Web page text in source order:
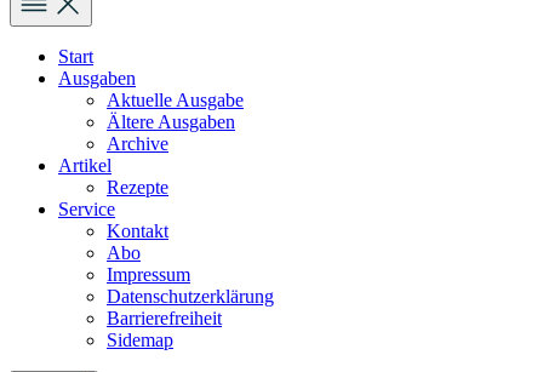
Start
Ausgaben
Aktuelle Ausgabe
Ältere Ausgaben
Archive
Artikel
Rezepte
Service
Kontakt
Abo
Impressum
Datenschutzerklärung
Barrierefreiheit
Sidemap